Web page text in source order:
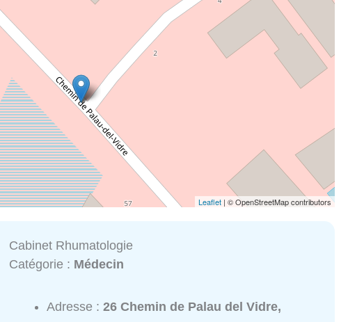
Leaflet | © OpenStreetMap contributors
Cabinet Rhumatologie
Catégorie : Médecin
Adresse :26 Chemin de Palau del Vidre,